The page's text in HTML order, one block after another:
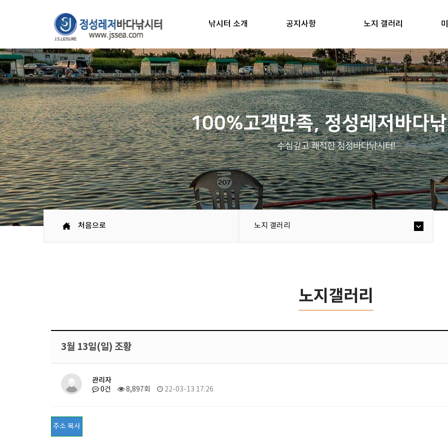
낚시터 소개 공지사항 노지 갤러리
100%고객만족, 정성레저바다
수심깊고 쾌적한 청정바다낚시터!
처음으로 노지 갤러리
노지갤러리
3월 13일(일) 조황
관리자
0건 8,897회 22-03-13 17:26
주소 복사